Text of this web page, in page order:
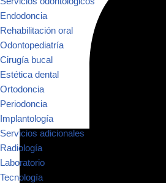
Endodoncia
Rehabilitación oral
Odontopediatría
Cirugía bucal
Estética dental
Ortodoncia
Periodoncia
Implantología
Servicios adicionales
Radiología
Laboratorio
Tecnología